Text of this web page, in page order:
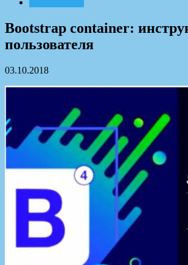
Bootstrap container:
пользователя
03.10.2018